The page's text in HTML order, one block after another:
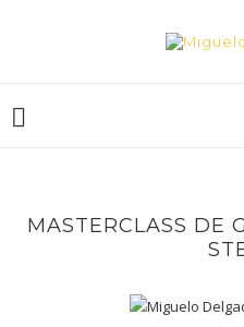
MASTERCLASS DE